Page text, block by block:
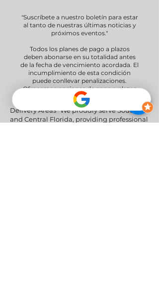
"Suscríbete a nuestro boletín para estar
al tanto de nuestras últimas noticias y
próximos eventos."
Todos los planes de pago a plazos
deben abonarse en su totalidad antes
de la fecha de vencimiento acordada. El
incumplimiento de esta condición
puede conllevar penalizaciones.
Ofrecemos opciones de pago a plazos
de 30 y 60 días.
Delivery Areas" We proudly serve South
and Central Florida, providing professional